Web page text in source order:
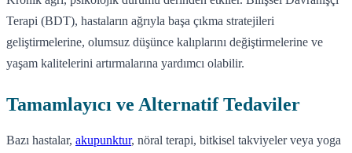
Terapi (BDT), hastaların ağrıyla başa çıkma stratejileri
geliştirmelerine, olumsuz düşünce kalıplarını değiştirmelerine ve
yaşam kalitelerini artırmalarına yardımcı olabilir.
Tamamlayıcı ve Alternatif Tedaviler
Bazı hastalar, akupunktur, nöral terapi, bitkisel takviyeler veya yoga